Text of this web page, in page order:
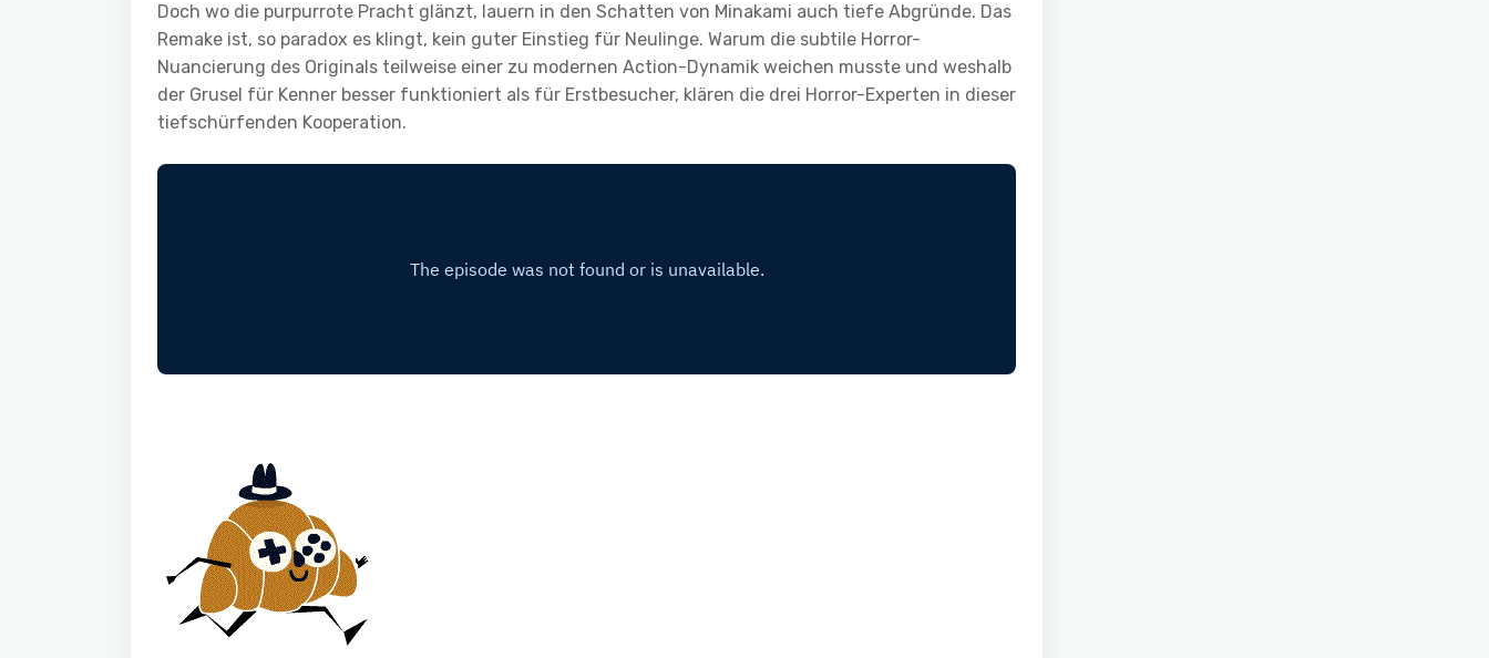
Doch wo die purpurrote Pracht glänzt, lauern in den Schatten von Minakami auch tiefe Abgründe. Das
Remake ist, so paradox es klingt, kein guter Einstieg für Neulinge. Warum die subtile Horror-
Nuancierung des Originals teilweise einer zu modernen Action-Dynamik weichen musste und weshalb
der Grusel für Kenner besser funktioniert als für Erstbesucher, klären die drei Horror-Experten in dieser
tiefschürfenden Kooperation.